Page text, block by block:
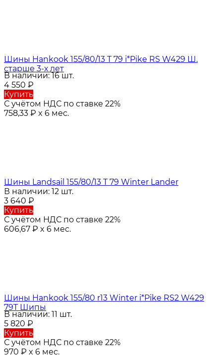
Шины Hankook 155/80/13 T 79 i*Pike RS W429 Ш.
старше 3-х лет
В наличии: 16 шт.
4 550 ₽
Купить
С учётом НДС по ставке 22%
758,33 ₽ x 6 мес.
Шины Landsail 155/80/13 T 79 Winter Lander
В наличии: 12 шт.
3 640 ₽
Купить
С учётом НДС по ставке 22%
606,67 ₽ x 6 мес.
Шины Hankook 155/80 r13 Winter i*Pike RS2 W429
79T Шипы
В наличии: 11 шт.
5 820 ₽
Купить
С учётом НДС по ставке 22%
970 ₽ x 6 мес.